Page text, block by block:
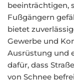
beeinträchtigen,
Fußgängern
bietet
Gewerbe und
Ausrüstung und
dafür, dass
von Schnee